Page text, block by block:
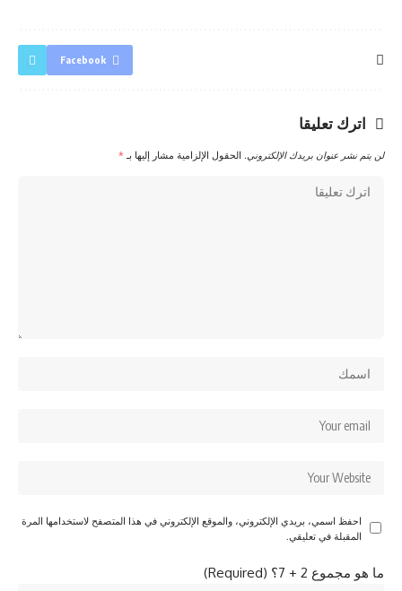
Facebook
اترك تعليقا
لن يتم نشر عنوان بريدك الإلكتروني. الحقول الإلزامية مشار إليها بـ *
احفظ اسمي، بريدي الإلكتروني، والموقع الإلكتروني في هذا المتصفح لاستخدامها المرة
المقبلة في تعليقي.
ما هو مجموع 2 + 7؟ (Required)